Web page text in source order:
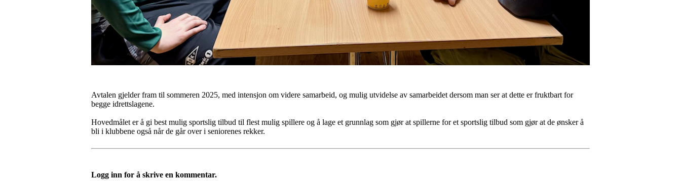
Avtalen gjelder fram til sommeren 2025, med intensjon om videre samarbeid, og mulig utvidelse av samarbeidet dersom man ser at dette er fruktbart for
begge idrettslagene.
Hovedmålet er å gi best mulig sportslig tilbud til flest mulig spillere og å lage et grunnlag som gjør at spillerne for et sportslig tilbud som gjør at de ønsker å
bli i klubbene også når de går over i seniorenes rekker.
Logg inn for å skrive en kommentar.